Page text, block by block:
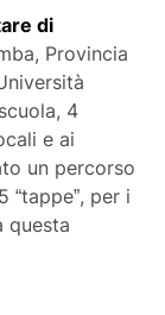
di
Provincia
4
e ai
un percorso
per i
questa